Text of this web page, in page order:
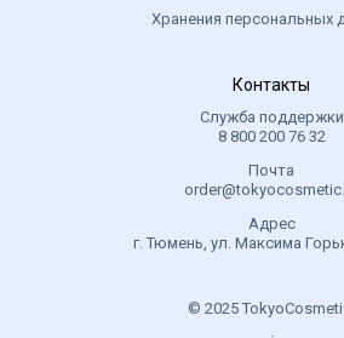
Хранения персональных
Контакты
Служба поддержки
8 800 200 76 32
Почта
Адрес
г. Тюмень, ул. Максима
© 2025
.